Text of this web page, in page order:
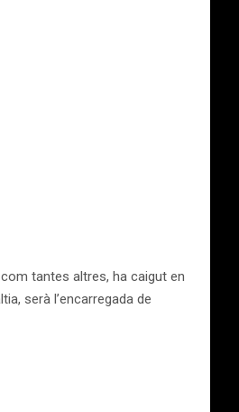
com tantes altres, ha caigut en
serà l’encarregada de